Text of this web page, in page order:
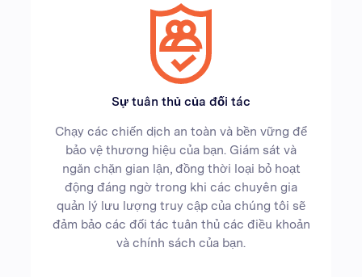
Sự tuân thủ của đối tác
Chạy các chiến dịch an toàn và bền vững để
bảo vệ thương hiệu của bạn. Giám sát và
ngăn chặn gian lận, đồng thời loại bỏ hoạt
động đáng ngờ trong khi các chuyên gia
quản lý lưu lượng truy cập của chúng tôi sẽ
đảm bảo các đối tác tuân thủ các điều khoản
và chính sách của bạn.